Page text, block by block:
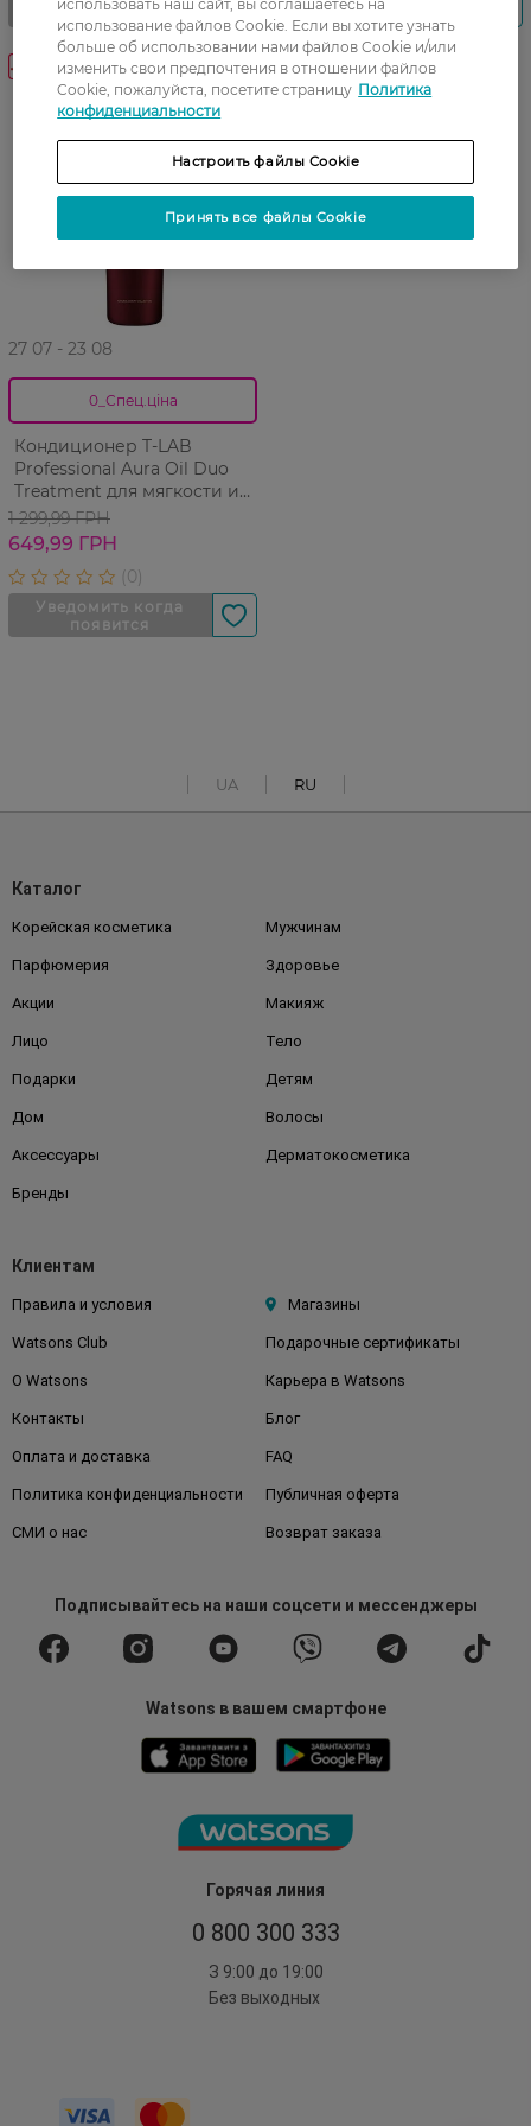
-50%
27 07 - 23 08
0_Спец.ціна
Кондиционер T-LAB
Professional Aura Oil Duo
Treatment для мягкости и
эластичности волос 300 мл
1 299,99 ГРН
649,99 ГРН
UA RU
Горячая линия
0 800 300 333
З 9:00 до 19:00
Без выходных
Каталог
Корейская косметика Мужчинам
Парфюмерия Здоровье
Акции Макияж
Лицо Тело
Подарки Детям
Дом Волосы
Аксессуары Дерматокосметика
Бренды
Клиентам
Правила и условия Магазины
Watsons Club Подарочные сертификаты
О Watsons Карьера в Watsons
Контакты Блог
Оплата и доставка FAQ
Политика конфиденциальности Публичная оферта
СМИ о нас Возврат заказа
Подписывайтесьна наши соцсети и мессенджеры
Watsons в вашем смартфоне
использовать наш сайт, вы соглашаетесь на
использование файлов Cookie. Если вы хотите узнать
больше об использовании нами файлов Cookie и/или
изменить свои предпочтения в отношении файлов
Cookie, пожалуйста, посетите страницу Политика
конфиденциальности
Настроить файлы Cookie
Принять все файлы Cookie